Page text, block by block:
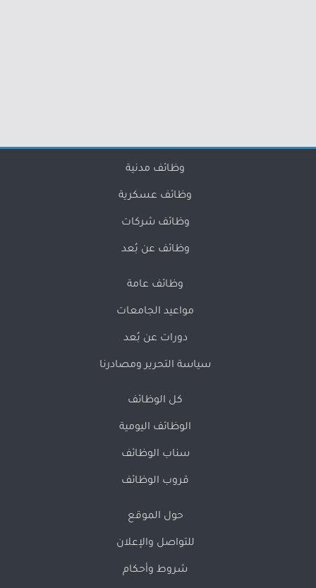
وظائف مدنية
وظائف عسكرية
وظائف شركات
وظائف عن بُعد
وظائف عامة
مواعيد الجامعات
دورات عن بُعد
سياسة التحرير ومصادرنا
كل الوظائف
الوظائف اليومية
سناب الوظائف
قروب الوظائف
حول الموقع
للتواصل والإعلان
شروط وأحكام